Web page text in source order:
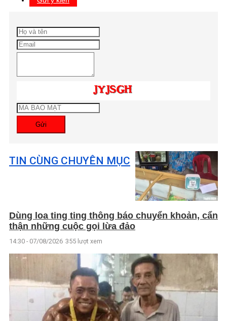
Gửi
TIN CÙNG CHUYÊN MỤC
Dùng loa ting ting thông báo chuyển khoản, cẩn
thận những cuộc gọi lừa đảo
14:30 - 07/08/2026 355 lượt xem